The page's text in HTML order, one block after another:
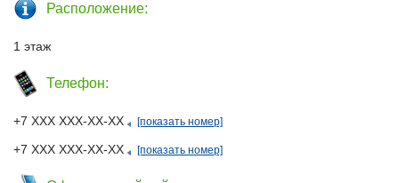
Расположение:
1 этаж
Телефон:
+7 ХХХ ХХХ-ХХ-ХХ [показать номер]
+7 ХХХ ХХХ-ХХ-ХХ [показать номер]